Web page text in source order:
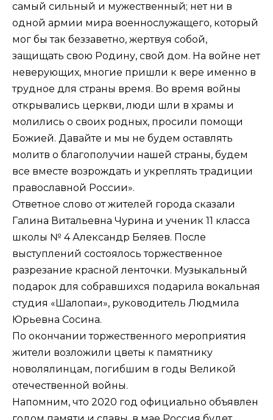
самый сильный и мужественный; нет ни в
одной армии мира военнослужащего, который
мог бы так беззаветно, жертвуя собой,
защищать свою Родину, свой дом. На войне нет
неверующих, многие пришли к вере именно в
трудное для страны время. Во время войны
открывались церкви, люди шли в храмы и
молились о своих родных, просили помощи
Божией. Давайте и мы не будем оставлять
молитв о благополучии нашей страны, будем
все вместе возрождать и укреплять традиции
православной России».
Ответное слово от жителей города сказали
Галина Витальевна Чурина и ученик 11 класса
школы № 4 Александр Беляев. После
выступлений состоялось торжественное
разрезание красной ленточки. Музыкальный
подарок для собравшихся подарила вокальная
студия «Шалопаи», руководитель Людмила
Юрьевна Сосина.
По окончании торжественного мероприятия
жители возложили цветы к памятнику
новолялинцам, погибшим в годы Великой
отечественной войны.
Напомним, что 2020 год официально объявлен